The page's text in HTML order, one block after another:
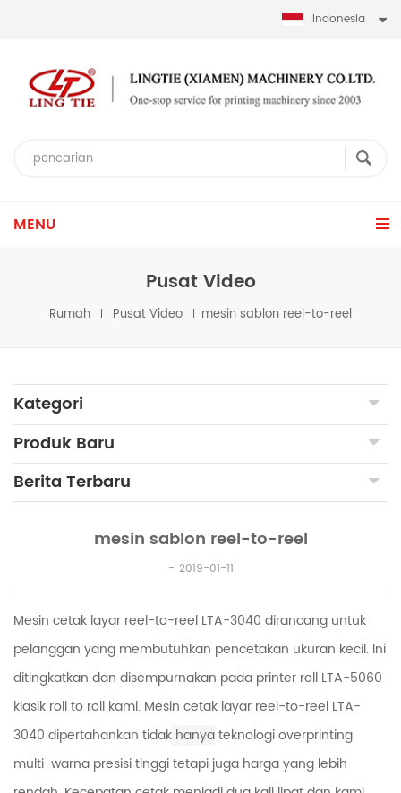
Indonesia
MENU
Pusat Video
Rumah Pusat Video mesin sablon reel-to-reel
Kategori
Produk Baru
Berita Terbaru
mesin sablon reel-to-reel
2019-01-11
Mesin cetak layar reel-to-reel LTA-3040 dirancang untuk
pelanggan yang membutuhkan pencetakan ukuran kecil. Ini
ditingkatkan dan disempurnakan pada printer roll LTA-5060
klasik roll to roll kami. Mesin cetak layar reel-to-reel LTA-
3040 dipertahankan tidak hanyateknologi overprinting
multi-warna presisi tinggi tetapi juga harga yang lebih